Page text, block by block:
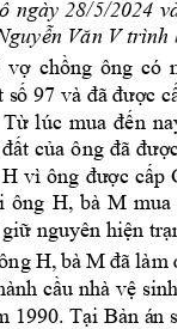
ngày 28/5/2024 và
Văn V trình b
vợ chồng ông có
số 97 và đã được
Từ lúc mua đến nay
của ông đã được
H vì ông được cấp
ông H, bà M mua
giữ nguyên hiện
H, bà M đã làm
cầu nhà vệ sinh
1990. Tại Bản n số